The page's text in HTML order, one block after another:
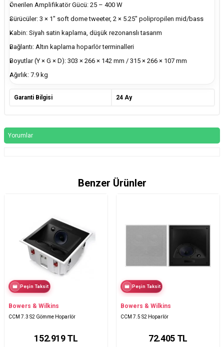
Önerilen Amplifikatör Gücü: 25 – 400 W
Sürücüler: 3 × 1" soft dome tweeter, 2 × 5.25" polipropilen mid/bass
Kabin: Siyah satin kaplama, düşük rezonanslı tasarım
Bağlantı: Altın kaplama hoparlör terminalleri
Boyutlar (Y × G × D): 303 × 266 × 142 mm / 315 × 266 × 107 mm
Ağırlık: 7.9 kg
Garanti Bilgisi 24 Ay
Yorumlar
Benzer Ürünler
Peşin Taksit
Bowers & Wilkins
CCM 7.3 S2 Gömme Hoparlör
152.919TL
Peşin Taksit
Bowers & Wilkins
CCM 7.5 S2 Hoparlör
72.405TL